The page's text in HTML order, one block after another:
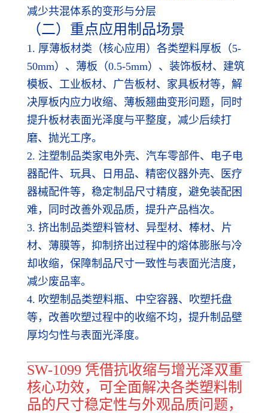
减少共混体系的变形与分层
（二）重点应用制品场景
1. 厚薄板材类（核心应用）各类塑料厚板（5-
50mm）、薄板（0.5-5mm）、装饰板材、建筑
模板、工业板材、广告板材、家具板材等，解
决厚板内应力收缩、薄板翘曲变形问题，同时
提升板材表面光泽度与平整度，减少后续打
磨、抛光工序。
2. 注塑制品类家电外壳、汽车零部件、电子电
器配件、玩具、日用品、精密仪器外壳、医疗
器械配件等，稳定制品尺寸精度，避免装配困
难，同时改善外观品质，提升产品档次。
3. 挤出制品类塑料管材、异型材、棒材、片
材、薄膜等，抑制挤出过程中的熔体膨胀与冷
却收缩，保障制品尺寸一致性与表面光洁度，
减少废品率。
4. 吹塑制品类塑料瓶、中空容器、吹塑托盘
等，改善吹塑过程中的收缩不均，提升制品壁
厚均匀性与表面光泽度。
SW-1099 凭借抗收缩与增光泽双重
核心功效，可全面解决各类塑料制
品的尺寸稳定性与外观品质问题，